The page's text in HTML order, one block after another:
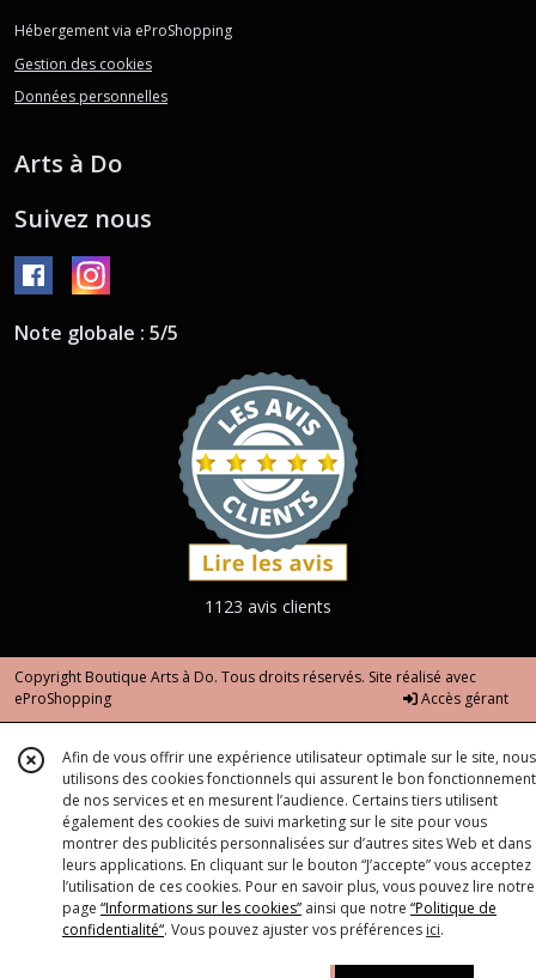
Hébergement via eProShopping
Gestion des cookies
Données personnelles
Arts à Do
Suivez nous
Note globale : 5/5
1123 avis clients
Copyright Boutique Arts à Do. Tous droits réservés. Site réalisé avec
eProShopping
Accès gérant
Afin de vous offrir une expérience utilisateur optimale sur le site, nous
utilisons des cookies fonctionnels qui assurent le bon fonctionnement
de nos services et en mesurent l’audience. Certains tiers utilisent
également des cookies de suivi marketing sur le site pour vous
montrer des publicités personnalisées sur d’autres sites Web et dans
leurs applications. En cliquant sur le bouton “J’accepte” vous acceptez
l’utilisation de ces cookies. Pour en savoir plus, vous pouvez lire notre
page “Informations sur les cookies” ainsi que notre “Politique de
confidentialité“. Vous pouvez ajuster vos préférences ici.